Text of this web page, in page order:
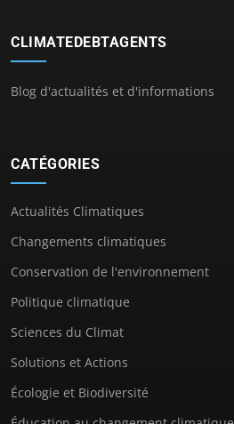
CLIMATEDEBTAGENTS
Blog d'actualités et d'informations
CATÉGORIES
Actualités Climatiques
Changements climatiques
Conservation de l'environnement
Politique climatique
Sciences du Climat
Solutions et Actions
Écologie et Biodiversité